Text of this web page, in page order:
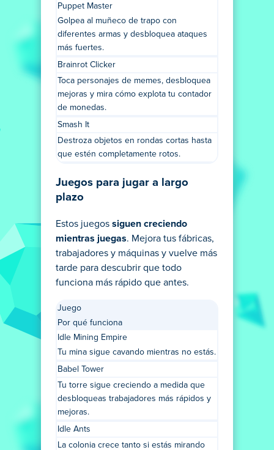
Puppet Master
Golpea al muñeco de trapo con
diferentes armas y desbloquea ataques
más fuertes.
Brainrot Clicker
Toca personajes de memes, desbloquea
mejoras y mira cómo explota tu contador
de monedas.
Smash It
Destroza objetos en rondas cortas hasta
que estén completamente rotos.
Juegos para jugar a largo
plazo
Estos juegos siguen creciendo
mientras juegas. Mejora tus fábricas,
trabajadores y máquinas y vuelve más
tarde para descubrir que todo
funciona más rápido que antes.
Juego
Por qué funciona
Idle Mining Empire
Tu mina sigue cavando mientras no estás.
Babel Tower
Tu torre sigue creciendo a medida que
desbloqueas trabajadores más rápidos y
mejoras.
Idle Ants
La colonia crece tanto si estás mirando